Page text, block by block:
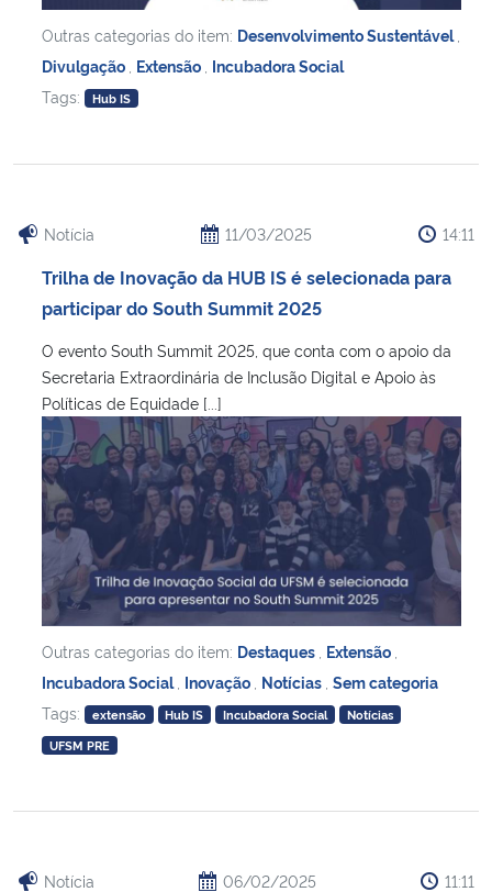
Outras categorias do item: Desenvolvimento Sustentável
Divulgação Extensão Incubadora Social
Tags:
Hub IS
Notícia 11/03/2025 14:11
Trilha de Inovação da HUB IS é selecionada para
participar do South Summit 2025
O evento South Summit 2025, que conta com o apoio da
Secretaria Extraordinária de Inclusão Digital e Apoio às
Políticas de Equidade [...]
Outras categorias do item: Destaques Extensão
Incubadora Social
Inovação Notícias Sem categoria
Tags:
extensão Hub IS Incubadora Social
Notícias
UFSM PRE
Notícia 06/02/2025 11:11